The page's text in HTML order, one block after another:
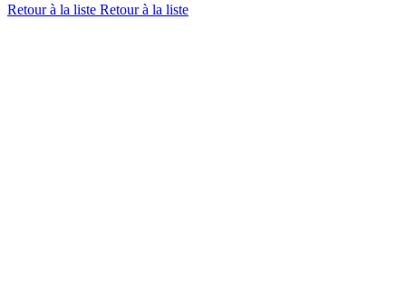
Retour à la liste Retour à la liste